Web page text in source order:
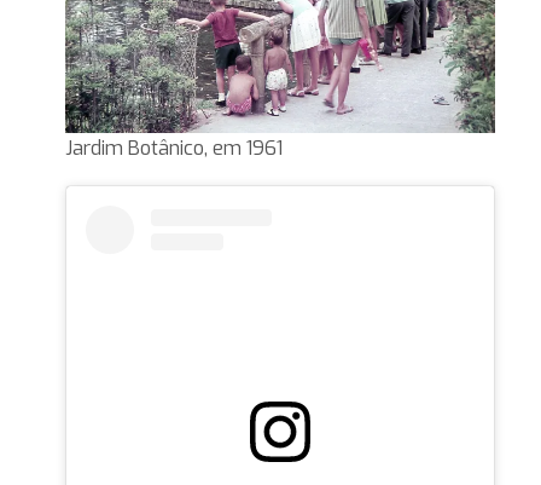
Jardim Botânico, em 1961